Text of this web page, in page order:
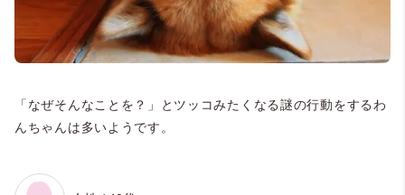
「なぜそんなことを？」とツッコみたくなる謎の行動をするわ
んちゃんは多いようです。